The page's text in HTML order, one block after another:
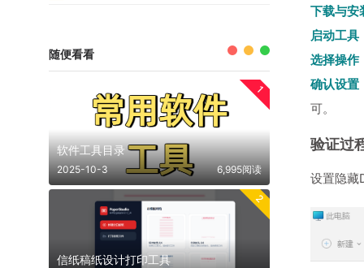
下载与安
启动工具
选择操作
确认设置
可。
验证过
设置隐藏
随便看看
1
软件工具目录
2025-10-3 6,995阅读
2
信纸稿纸设计打印工具